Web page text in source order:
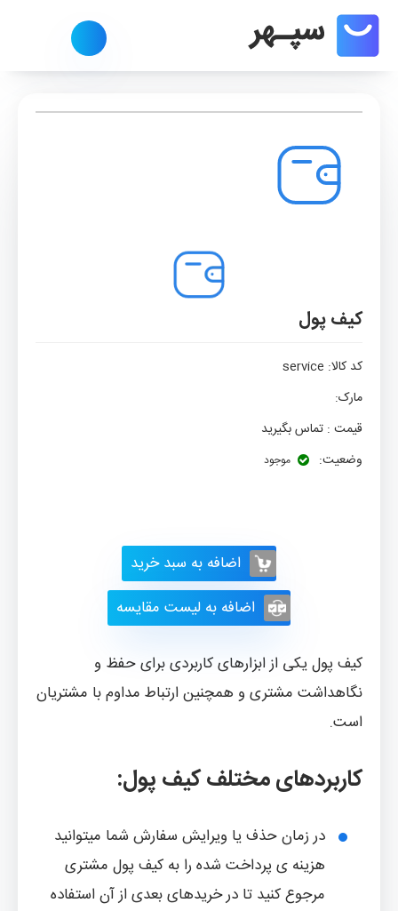
کیف پول
کد کالا: service
مارک:
قیمت : تماس بگیرید
وضعیت:
موجود
اضافه به سبد خرید
اضافه به لیست مقایسه
کیف پول یکی از ابزارهای کاربردی برای حفظ و
نگاهداشت مشتری و همچنین ارتباط مداوم با مشتریان
است.
کاربردهای مختلف کیف پول:
در زمان حذف یا ویرایش سفارش شما میتوانید
هزینه ی پرداخت شده را به کیف پول مشتری
مرجوع کنید تا در خریدهای بعدی از آن استفاده